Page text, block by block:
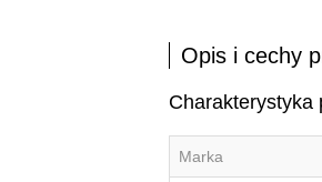
Opis i cechy
Charakterystyka
Marka